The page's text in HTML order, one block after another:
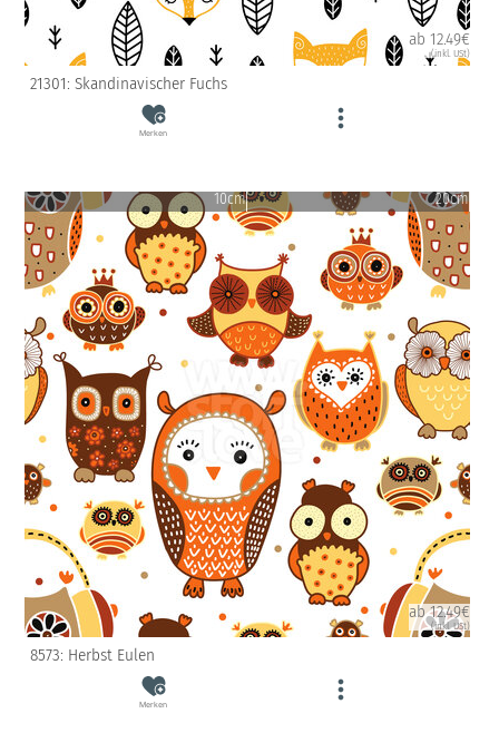
ab 12.49€
(inkl. USt)
21301: Skandinavischer Fuchs
Merken
10cm 20cm
ab 12.49€
(inkl. USt)
8573: Herbst Eulen
Merken